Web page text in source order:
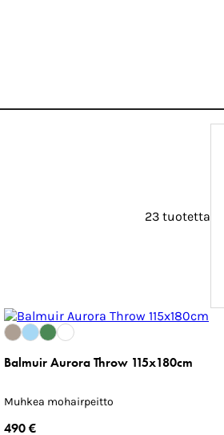
23 tuotetta
Balmuir Aurora Throw 115x180cm
Muhkea mohairpeitto
490 €